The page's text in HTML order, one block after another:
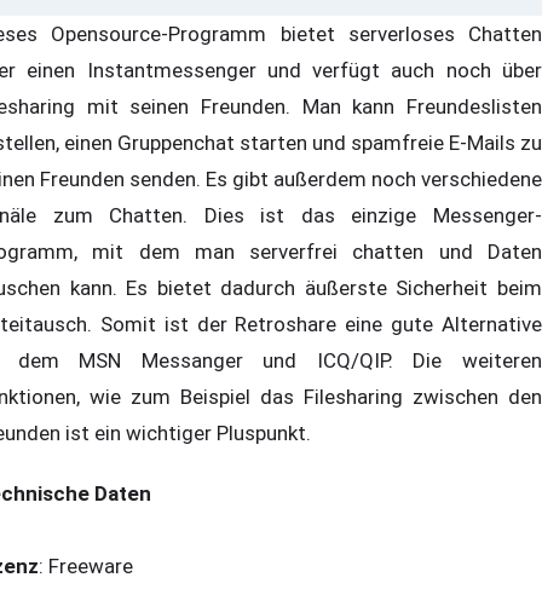
Opensource-Programm bietet serverloses Chatten
einen Instantmessenger und verfügt auch noch über
mit seinen Freunden. Man kann Freundeslisten
einen Gruppenchat starten und spamfreie E-Mails zu
Freunden senden. Es gibt außerdem noch verschiedene
zum Chatten. Dies ist das einzige Messenger-
mit dem man serverfrei chatten und Daten
kann. Es bietet dadurch äußerste Sicherheit beim
Somit ist der Retroshare eine gute Alternative
dem MSN Messanger und ICQ/QIP. Die weiteren
wie zum Beispiel das Filesharing zwischen den
ist ein wichtiger Pluspunkt.
Daten
: Freeware